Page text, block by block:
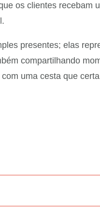
os clientes recebam
presentes; elas
compartilhando
uma cesta que